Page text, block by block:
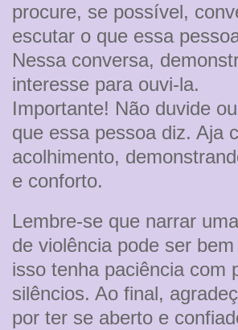
procure, se possível,
escutar o que essa
Nessa conversa,
interesse para ouvi-la.
Importante! Não duvide
que essa pessoa diz. Aja
acolhimento,
e conforto.
Lembre-se que narrar
de violência pode ser
isso tenha paciência com
silêncios. Ao final,
por ter se aberto e